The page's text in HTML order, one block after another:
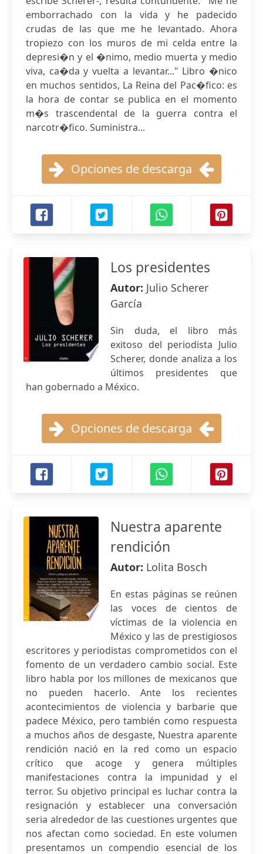
emborrachado con la vida y he padecido
crudas de las que me he levantado. Ahora
tropiezo con los muros de mi celda entre la
depresi�n y el �nimo, medio muerta y medio
viva, ca�da y vuelta a levantar..." Libro �nico
en muchos sentidos, La Reina del Pac�fico: es
la hora de contar se publica en el momento
m�s trascendental de la guerra contra el
narcotr�fico. Suministra...
Opciones de descarga
Los presidentes
Autor: Julio Scherer
García
Sin duda, el libro más
exitoso del periodista Julio
Scherer, donde analiza a los
últimos presidentes que
han gobernado a México.
Opciones de descarga
Nuestra aparente
rendición
Autor: Lolita Bosch
En estas páginas se reúnen
las voces de cientos de
víctimas de la violencia en
México y las de prestigiosos
escritores y periodistas comprometidos con el
fomento de un verdadero cambio social. Este
libro habla por los millones de mexicanos que
no pueden hacerlo. Ante los recientes
acontecimientos de violencia y barbarie que
padece México, pero también como respuesta
a muchos años de desgaste, Nuestra aparente
rendición nació en la red como un espacio
crítico que acoge y genera múltiples
manifestaciones contra la impunidad y el
terror. Su objetivo principal es luchar contra la
resignación y establecer una conversación
seria alrededor de las cuestiones urgentes que
nos afectan como sociedad. En este volumen
presentamos un compendio esencial de los